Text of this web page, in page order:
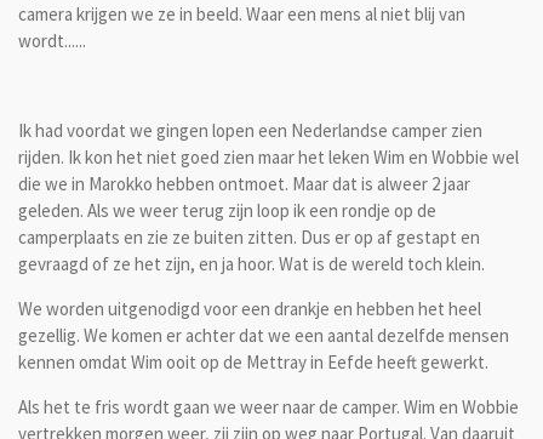
camera krijgen we ze in beeld. Waar een mens al niet blij van
wordt......
Ik had voordat we gingen lopen een Nederlandse camper zien
rijden. Ik kon het niet goed zien maar het leken Wim en Wobbie wel
die we in Marokko hebben ontmoet. Maar dat is alweer 2 jaar
geleden. Als we weer terug zijn loop ik een rondje op de
camperplaats en zie ze buiten zitten. Dus er op af gestapt en
gevraagd of ze het zijn, en ja hoor. Wat is de wereld toch klein.
We worden uitgenodigd voor een drankje en hebben het heel
gezellig. We komen er achter dat we een aantal dezelfde mensen
kennen omdat Wim ooit op de Mettray in Eefde heeft gewerkt.
Als het te fris wordt gaan we weer naar de camper. Wim en Wobbie
vertrekken morgen weer, zij zijn op weg naar Portugal. Van daaruit